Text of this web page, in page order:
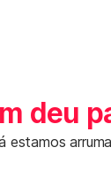
deu
estamos